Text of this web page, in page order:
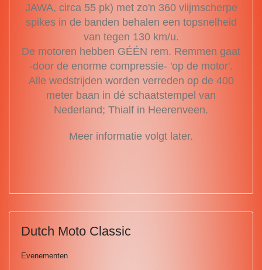
JAWA, circa 55 pk) met zo'n 360 vlijmscherpe
spikes in de banden behalen een topsnelheid
van tegen 130 km/u.
De motoren hebben GÉÉN rem. Remmen gaat
-door de enorme compressie- 'op de motor'.
Alle wedstrijden worden verreden op de 400
meter baan in dé schaatstempel van
Nederland; Thialf in Heerenveen.
Meer informatie volgt later.
Dutch Moto Classic
Evenementen